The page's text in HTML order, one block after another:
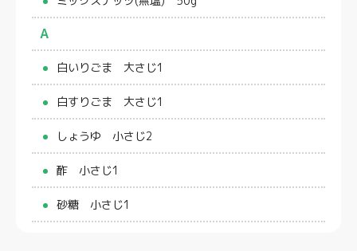
A
白いりごま 大さじ1
白すりごま 大さじ1
しょうゆ 小さじ2
酢 小さじ1
砂糖 小さじ1